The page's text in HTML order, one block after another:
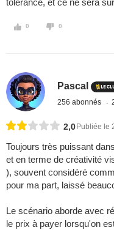
tolérance, et ce ne sera
0 0
Pascal
256 abonnés
2,0 Publiée le
Toujours très puissant
et en terme de créativité
), souvent considéré
pour ma part, laissé
Le scénario aborde avec
le prix à payer lorsqu'on